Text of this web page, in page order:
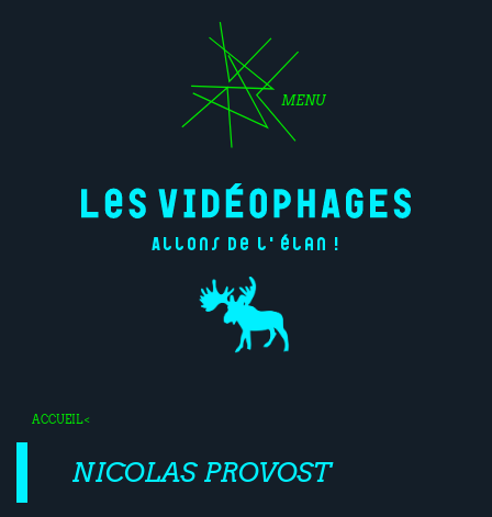
MENU
Allons de l'élan !
ACCUEIL<
NICOLAS PROVOST